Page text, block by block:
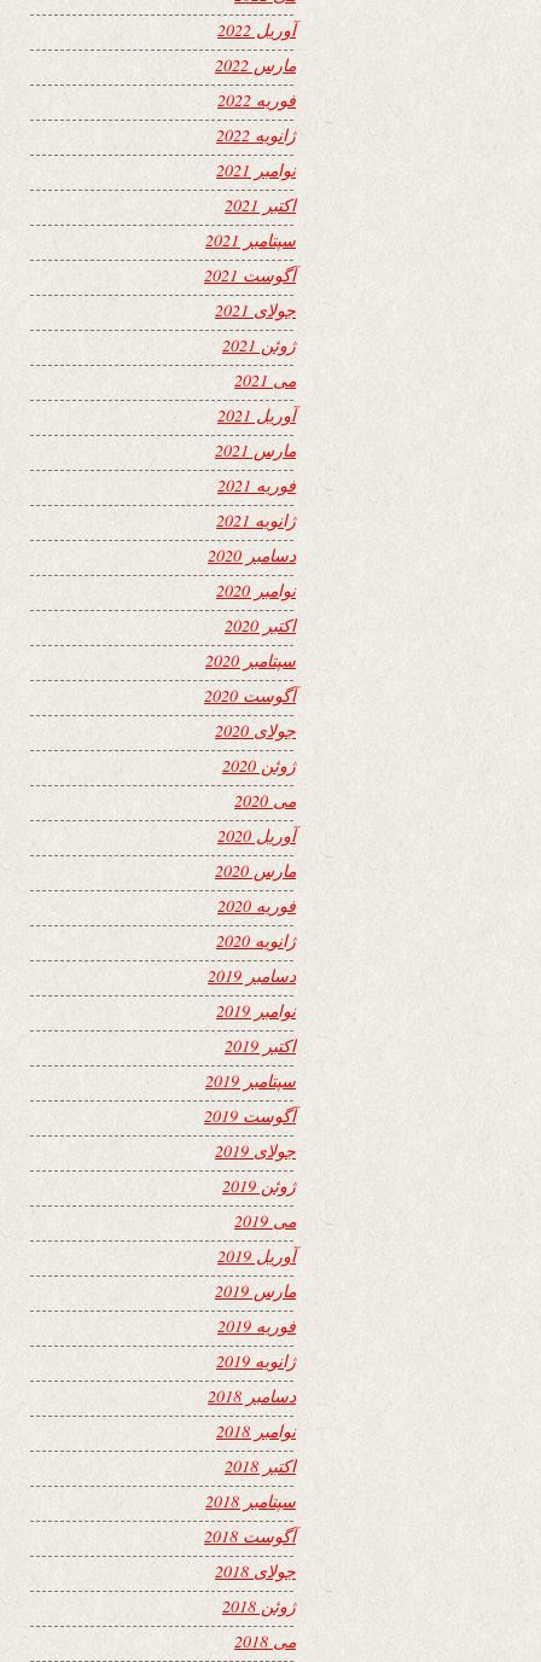
آوریل 2022
مارس 2022
فوریه 2022
ژانویه 2022
نوامبر 2021
اکتبر 2021
سپتامبر 2021
آگوست 2021
جولای 2021
ژوئن 2021
می 2021
آوریل 2021
مارس 2021
فوریه 2021
ژانویه 2021
دسامبر 2020
نوامبر 2020
اکتبر 2020
سپتامبر 2020
آگوست 2020
جولای 2020
ژوئن 2020
می 2020
آوریل 2020
مارس 2020
فوریه 2020
ژانویه 2020
دسامبر 2019
نوامبر 2019
اکتبر 2019
سپتامبر 2019
آگوست 2019
جولای 2019
ژوئن 2019
می 2019
آوریل 2019
مارس 2019
فوریه 2019
ژانویه 2019
دسامبر 2018
نوامبر 2018
اکتبر 2018
سپتامبر 2018
آگوست 2018
جولای 2018
ژوئن 2018
می 2018